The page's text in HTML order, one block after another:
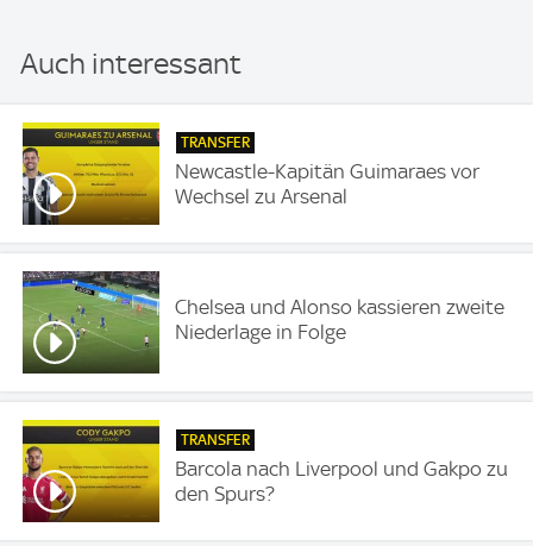
Auch interessant
TRANSFER
Newcastle-Kapitän Guimaraes vor
Wechsel zu Arsenal
Chelsea und Alonso kassieren zweite
Niederlage in Folge
TRANSFER
Barcola nach Liverpool und Gakpo zu
den Spurs?